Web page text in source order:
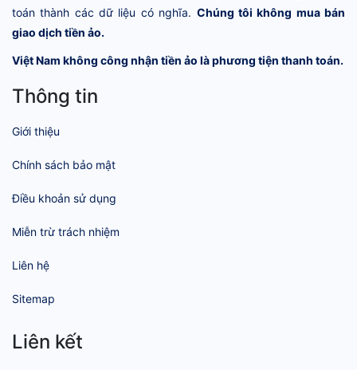
toán thành các dữ liệu có nghĩa. Chúng tôi không mua bán
giao dịch tiền ảo.
Việt Nam không công nhận tiền ảo là phương tiện thanh toán.
Thông tin
Giới thiệu
Chính sách bảo mật
Điều khoản sử dụng
Miễn trừ trách nhiệm
Liên hệ
Sitemap
Liên kết